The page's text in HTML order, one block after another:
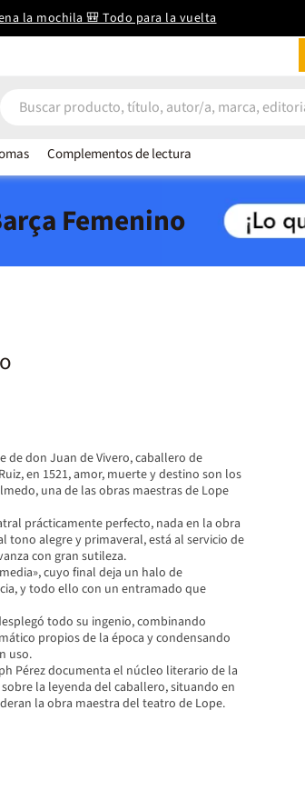
la mochila 🎒 Todo para la vuelta
Complementos de lectura
Femenino
de don Juan de Vivero, caballero de
en 1521, amor, muerte y destino son los
una de las obras maestras de Lope
prácticamente perfecto, nada en la obra
tono alegre y primaveral, está al servicio de
con gran sutileza.
cuyo final deja un halo de
y todo ello con un entramado que
todo su ingenio, combinando
propios de la época y condensando
uso.
Pérez documenta el núcleo literario de la
la leyenda del caballero, situando en
la obra maestra del teatro de Lope.